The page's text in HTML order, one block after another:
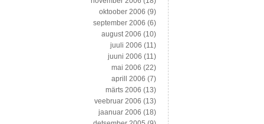
oktoober 2006 (9)
september 2006 (6)
august 2006 (10)
juuli 2006 (11)
juuni 2006 (11)
mai 2006 (22)
aprill 2006 (7)
märts 2006 (13)
veebruar 2006 (13)
jaanuar 2006 (18)